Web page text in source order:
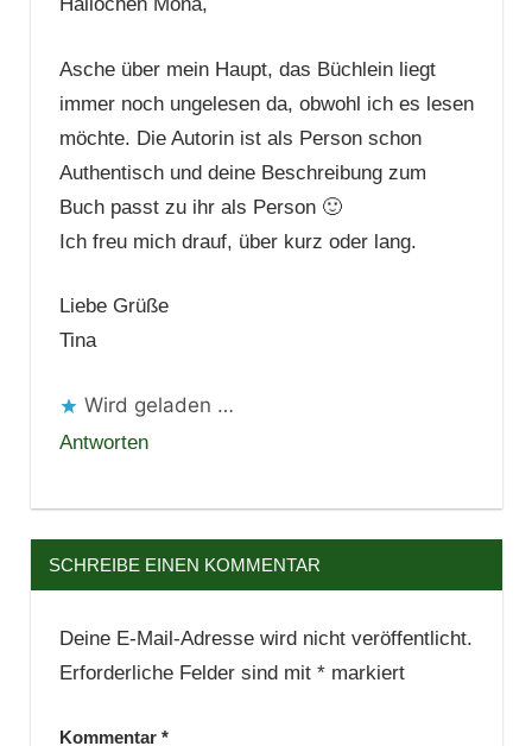
Hallöchen Mona,
Asche über mein Haupt, das Büchlein liegt
immer noch ungelesen da, obwohl ich es lesen
möchte. Die Autorin ist als Person schon
Authentisch und deine Beschreibung zum
Buch passt zu ihr als Person 🙂
Ich freu mich drauf, über kurz oder lang.
Liebe Grüße
Tina
Wird geladen …
Antworten
SCHREIBE EINEN KOMMENTAR
Deine E-Mail-Adresse wird nicht veröffentlicht.
Erforderliche Felder sind mit *markiert
Kommentar *